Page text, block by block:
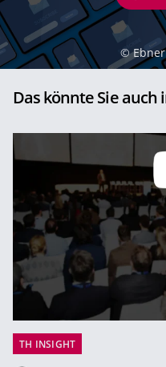
©
Das könnte Sie
TH INSIGHT